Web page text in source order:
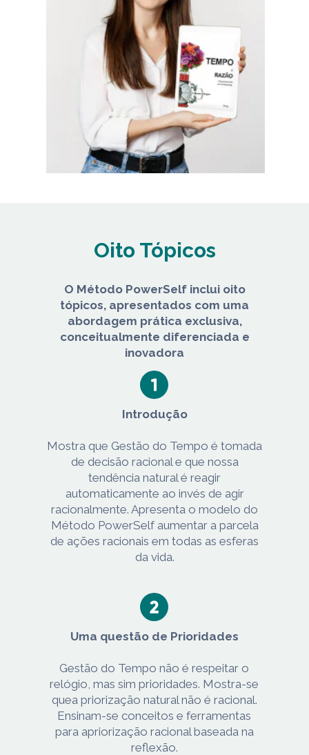
Introdução
Mostra que Gestão do Tempo é tomada
de decisão racional e que nossa
tendência natural é reagir
automaticamente ao invés de agir
racionalmente. Apresenta o modelo do
Método PowerSelf aumentar a parcela
de ações racionais em todas as esferas
da vida.
Oito Tópicos
O Método PowerSelf inclui oito
tópicos, apresentados com uma
abordagem prática exclusiva,
conceitualmente diferenciada e
inovadora
Uma questão de Prioridades
Gestão do Tempo não é respeitar o
relógio, mas sim prioridades. Mostra-se
quea priorização natural não é racional.
Ensinam-se conceitos e ferramentas
para apriorização racional baseada na
reflexão.